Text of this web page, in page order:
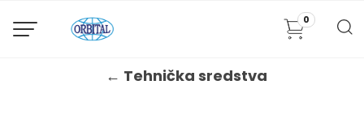
0
← Tehnička sredstva